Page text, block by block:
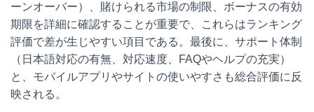
ーンオーバー）、賭けられる市場の制限、ボーナスの有効
期限を詳細に確認することが重要で、これらはランキング
評価で差が生じやすい項目である。最後に、サポート体制
（日本語対応の有無、対応速度、FAQやヘルプの充実）
と、モバイルアプリやサイトの使いやすさも総合評価に反
映される。